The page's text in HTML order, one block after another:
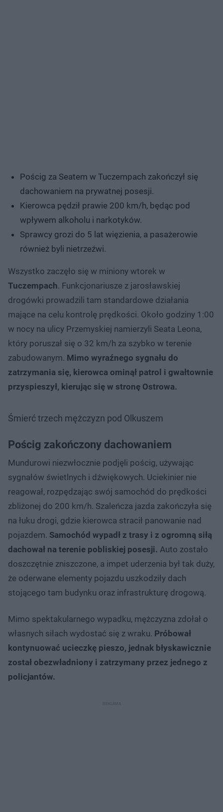
Pościg za Seatem w Tuczempach zakończył się
dachowaniem na prywatnej posesji.
Kierowca pędził prawie 200 km/h, będąc pod
wpływem alkoholu i narkotyków.
Sprawcy grozi do 5 lat więzienia, a pasażerowie
również byli nietrzeźwi.
Wszystko zaczęło się w miniony wtorek w
Tuczempach. Funkcjonariusze z jarosławskiej
drogówki prowadzili tam standardowe działania
mające na celu kontrolę prędkości. Około godziny 1:00
w nocy na ulicy Przemyskiej namierzyli Seata Leona,
który poruszał się o 32 km/h za szybko w terenie
zabudowanym. Mimo wyraźnego sygnału do
zatrzymania się, kierowca ominął patrol i gwałtownie
przyspieszył, kierując się w stronę Ostrowa.
Śmierć trzech mężczyzn pod Olkuszem
Pościg zakończony dachowaniem
Mundurowi niezwłocznie podjęli pościg, używając
sygnałów świetlnych i dźwiękowych. Uciekinier nie
reagował, rozpędzając swój samochód do prędkości
zbliżonej do 200 km/h. Szaleńcza jazda zakończyła się
na łuku drogi, gdzie kierowca stracił panowanie nad
pojazdem. Samochód wypadł z trasy i z ogromną siłą
dachował na terenie pobliskiej posesji. Auto zostało
doszczętnie zniszczone, a impet uderzenia był tak duży,
że oderwane elementy pojazdu uszkodziły dach
stojącego tam budynku oraz infrastrukturę drogową.
Mimo spektakularnego wypadku, mężczyzna zdołał o
własnych siłach wydostać się z wraku. Próbował
kontynuować ucieczkę pieszo, jednak błyskawicznie
został obezwładniony i zatrzymany przez jednego z
policjantów.